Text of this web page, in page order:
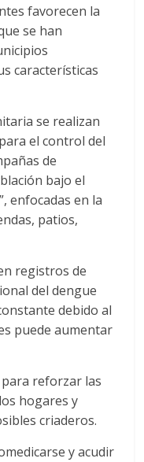
favorecen la
se han
características
se realizan
el control del
de
bajo el
enfocadas en la
patios,
registros de
del dengue
debido al
puede aumentar
reforzar las
hogares y
criaderos.
y acudir